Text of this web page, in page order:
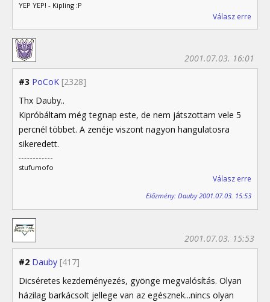
YEP YEP! - Kipling :P
Válasz erre
#3 PoCoK [2328]
2001.07.03. 16:01
Thx Dauby..
Kipróbáltam még tegnap este, de nem játszottam vele 5
percnél többet. A zenéje viszont nagyon hangulatosra
sikeredett.
stufumofo
Válasz erre
Előzmény: Dauby 2001.07.03. 15:53
#2 Dauby [417]
2001.07.03. 15:53
Dicséretes kezdeményezés, gyönge megvalósítás. Olyan
házilag barkácsolt jellege van az egésznek...nincs olyan